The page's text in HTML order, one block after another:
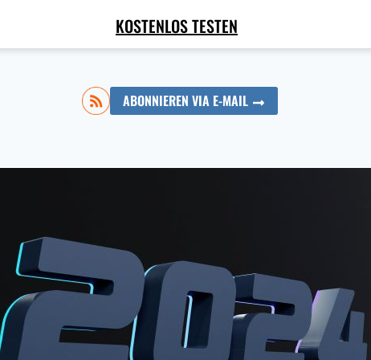
KOSTENLOS TESTEN
ABONNIEREN VIA E-MAIL